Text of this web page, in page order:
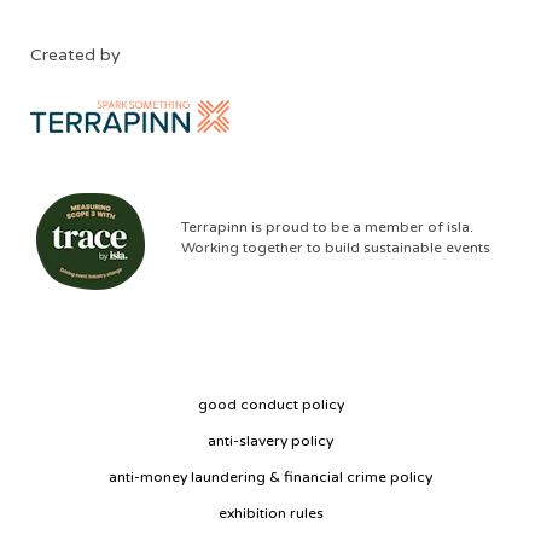
Created by
Terrapinn is proud to be a member of isla.
Working together to build sustainable events
good conduct policy
anti-slavery policy
anti-money laundering & financial crime policy
exhibition rules